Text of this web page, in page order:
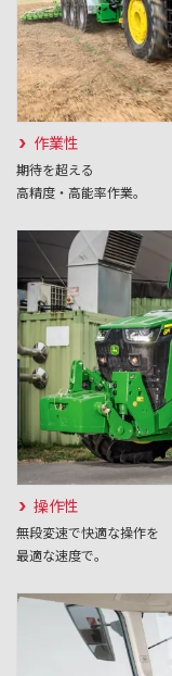
作業性
期待を超える
高精度・高能率作業。
操作性
無段変速で快適な操作を
最適な速度で。